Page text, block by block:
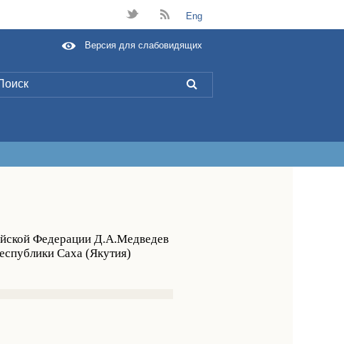
t B Eng
L
Версия для слабовидящих
Федерации Д.А.Медведев
Саха (Якутия)